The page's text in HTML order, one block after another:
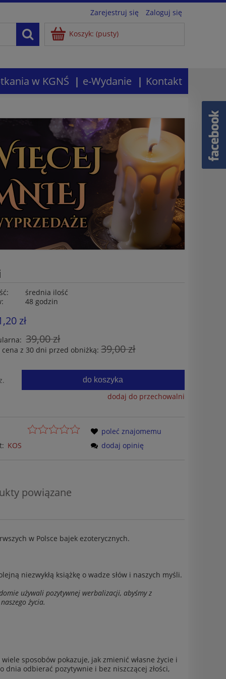
Zarejestruj się Zaloguj się
Koszyk: (pusty)
w KGNŚ e-Wydanie Kontakt
średnia ilość
48 godzin
zł
39,00 zł
cena z 30 dni przed obniżką:39,00 zł
do koszyka
dodaj do przechowalni
KOS
poleć znajomemu
dodaj opinię
powiązane
w Polsce bajek ezoterycznych.
niezwykłą książkę o wadze słów i naszych myśli.
używali pozytywnej werbalizacji, abyśmy z
życia.
sposobów pokazuje, jak zmienić własne życie i
dnia odbierać pozytywnie i bez niszczącej złości,